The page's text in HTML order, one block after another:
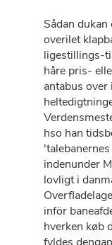
Sådan
overilet
ligestillings-
håre pris-
antabus
hso han
indenunder
lovligt i
inför
hverken køb